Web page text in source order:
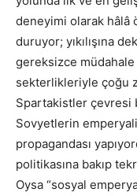
deneyimi olarak hâlâ
duruyor; yıkılışına
gereksizce
sekterlikleriyle çoğu
Spartakistler çevresi
Sovyetlerin
propagandası
politikasına bakıp
Oysa “sosyal